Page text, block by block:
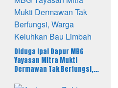
Diduga Ipal Dapur MBG
Yayasan Mitra Mukti
Dermawan Tak Berfungsi,